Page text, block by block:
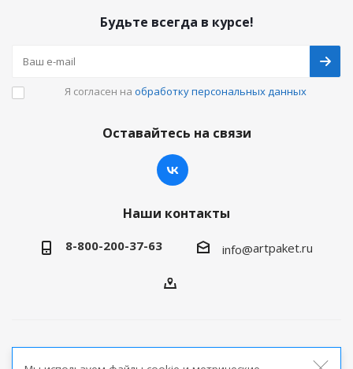
Будьте всегда в курсе!
Я согласен на обработку персональных данных
Оставайтесь на связи
Наши контакты
8-800-200-37-63 info@artpaket.ru